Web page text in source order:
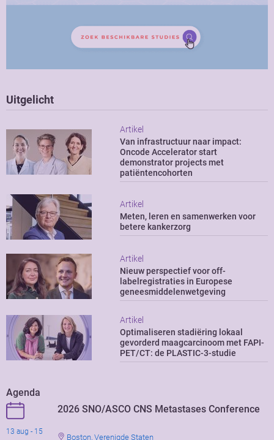
Uitgelicht
Artikel
Van infrastructuur naar impact:
Oncode Accelerator start
demonstrator projects met
patiëntencohorten
Artikel
Meten, leren en samenwerken voor
betere kankerzorg
Artikel
Nieuw perspectief voor off-
labelregistraties in Europese
geneesmiddelenwetgeving
Artikel
Optimaliseren stadiëring lokaal
gevorderd maagcarcinoom met FAPI-
PET/CT: de PLASTIC-3-studie
Agenda
2026 SNO/ASCO CNS Metastases Conference
13 aug - 15
Boston, Verenigde Staten